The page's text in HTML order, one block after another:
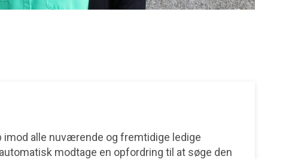
imod alle nuværende og fremtidige ledige
modtage en opfordring til at søge den